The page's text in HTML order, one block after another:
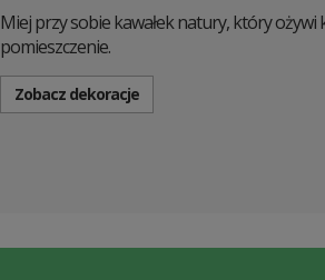
Miej przy sobie kawałek natury, który ożywi
pomieszczenie.
Zobacz dekoracje